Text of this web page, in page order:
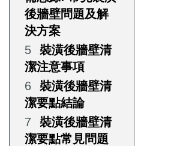
後牆壁問題及解
決方案
裝潢後牆壁清
潔注意事項
裝潢後牆壁清
潔要點結論
裝潢後牆壁清
潔要點常見問題